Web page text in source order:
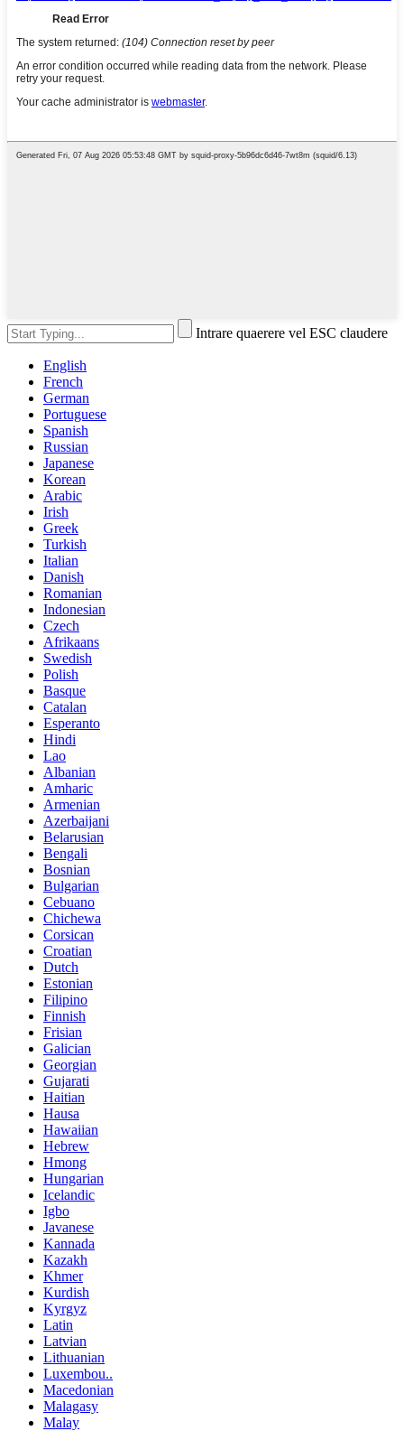
Intrare quaerere vel ESC claudere
English
French
German
Portuguese
Spanish
Russian
Japanese
Korean
Arabic
Irish
Greek
Turkish
Italian
Danish
Romanian
Indonesian
Czech
Afrikaans
Swedish
Polish
Basque
Catalan
Esperanto
Hindi
Lao
Albanian
Amharic
Armenian
Azerbaijani
Belarusian
Bengali
Bosnian
Bulgarian
Cebuano
Chichewa
Corsican
Croatian
Dutch
Estonian
Filipino
Finnish
Frisian
Galician
Georgian
Gujarati
Haitian
Hausa
Hawaiian
Hebrew
Hmong
Hungarian
Icelandic
Igbo
Javanese
Kannada
Kazakh
Khmer
Kurdish
Kyrgyz
Latin
Latvian
Lithuanian
Luxembou..
Macedonian
Malagasy
Malay